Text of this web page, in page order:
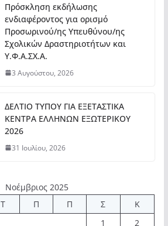
Πρόσκληση εκδήλωσης
ενδιαφέροντος για ορισμό
Προσωρινού/ης Υπευθύνου/ης
Σχολικών Δραστηριοτήτων και
Υ.Φ.Α.ΣΧ.Α.
3 Αυγούστου, 2026
ΔΕΛΤΙΟ ΤΥΠΟΥ ΓΙΑ ΕΞΕΤΑΣΤΙΚΑ
ΚΕΝΤΡΑ ΕΛΛΗΝΩΝ ΕΞΩΤΕΡΙΚΟΥ
2026
31 Ιουλίου, 2026
Νοέμβριος 2025
Τ Π Π Σ
Κ
1
2